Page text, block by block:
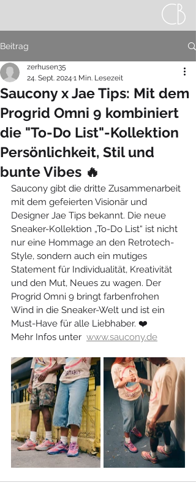
Beitrag
Saucony x Jae Tips: Mit dem
Progrid Omni 9 kombiniert
die "To-Do List"-Kollektion
Persönlichkeit, Stil und
bunte Vibes 🔥
zerhusen35
24. Sept. 2024 1 Min. Lesezeit
Saucony gibt die dritte Zusammenarbeit
mit dem gefeierten Visionär und
Designer Jae Tips bekannt. Die neue
Sneaker-Kollektion „To-Do List“ ist nicht
nur eine Hommage an den Retrotech-
Style, sondern auch ein mutiges
Statement für Individualität, Kreativität
und den Mut, Neues zu wagen. Der
Progrid Omni 9 bringt farbenfrohen
Wind in die Sneaker-Welt und ist ein
Must-Have für alle Liebhaber. ❤️
Mehr Infos unter www.saucony.de